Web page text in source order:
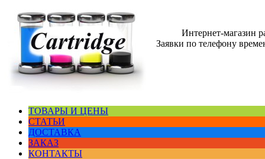
Интернет-магазин
Заявки по телефону
ТОВАРЫ И ЦЕНЫ
СТАТЬИ
ДОСТАВКА
ЗАКАЗ
КОНТАКТЫ